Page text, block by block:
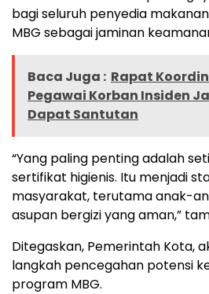
bagi seluruh penyedia
MBG sebagai jaminan
Baca Juga : Rapat
Pegawai Korban Insiden
Dapat Santutan
“Yang paling penting adalah
sertifikat higienis. Itu menjadi
masyarakat, terutama anak-
asupan bergizi yang aman,”
Ditegaskan, Pemerintah Kota,
langkah pencegahan potensi
program MBG.